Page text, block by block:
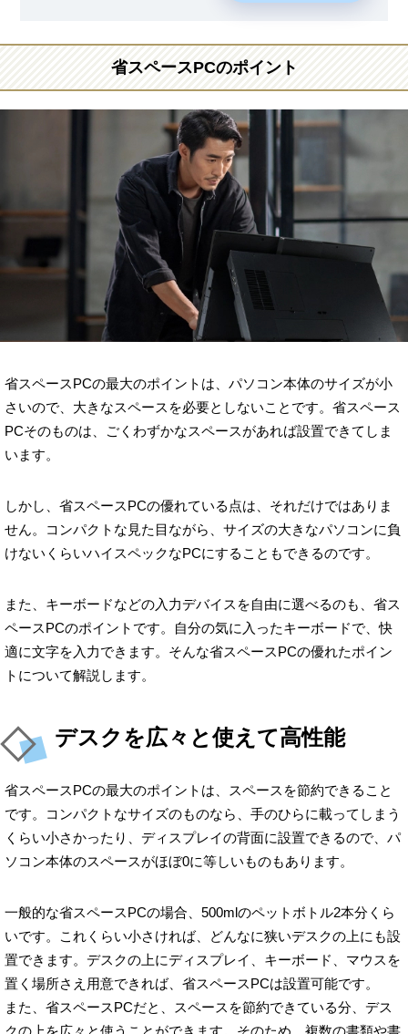
省スペースPCのポイント
省スペースPCの最大のポイントは、パソコン本体のサイズが小
さいので、大きなスペースを必要としないことです。省スペース
PCそのものは、ごくわずかなスペースがあれば設置できてしま
います。
しかし、省スペースPCの優れている点は、それだけではありま
せん。コンパクトな見た目ながら、サイズの大きなパソコンに負
けないくらいハイスペックなPCにすることもできるのです。
また、キーボードなどの入力デバイスを自由に選べるのも、省ス
ペースPCのポイントです。自分の気に入ったキーボードで、快
適に文字を入力できます。そんな省スペースPCの優れたポイン
トについて解説します。
デスクを広々と使えて高性能
省スペースPCの最大のポイントは、スペースを節約できること
です。コンパクトなサイズのものなら、手のひらに載ってしまう
くらい小さかったり、ディスプレイの背面に設置できるので、パ
ソコン本体のスペースがほぼ0に等しいものもあります。
一般的な省スペースPCの場合、500mlのペットボトル2本分くら
いです。これくらい小さければ、どんなに狭いデスクの上にも設
置できます。デスクの上にディスプレイ、キーボード、マウスを
置く場所さえ用意できれば、省スペースPCは設置可能です。
また、省スペースPCだと、スペースを節約できている分、デス